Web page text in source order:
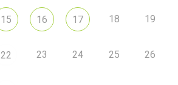
15 16 17 18 19
22 23 24 25 26